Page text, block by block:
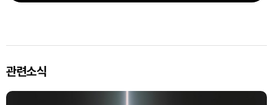
관련소식